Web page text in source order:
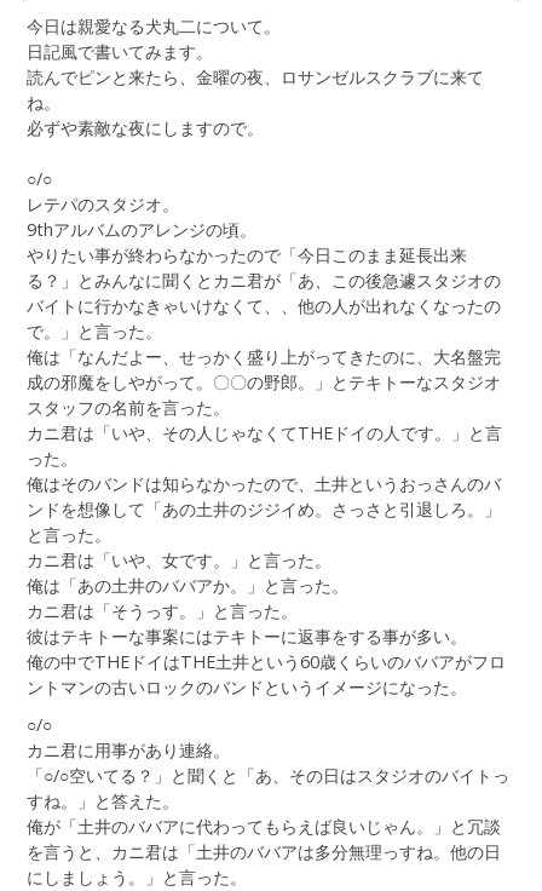
今日は親愛なる犬丸二について。
日記風で書いてみます。
読んでピンと来たら、金曜の夜、ロサンゼルスクラブに来て
ね。
必ずや素敵な夜にしますので。
○/○
レテパのスタジオ。
9thアルバムのアレンジの頃。
やりたい事が終わらなかったので「今日このまま延長出来
る？」とみんなに聞くとカニ君が「あ、この後急遽スタジオの
バイトに行かなきゃいけなくて、、他の人が出れなくなったの
で。」と言った。
俺は「なんだよー、せっかく盛り上がってきたのに、大名盤完
成の邪魔をしやがって。〇〇の野郎。」とテキトーなスタジオ
スタッフの名前を言った。
カニ君は「いや、その人じゃなくてTHEドイの人です。」と言
った。
俺はそのバンドは知らなかったので、土井というおっさんのバ
ンドを想像して「あの土井のジジイめ。さっさと引退しろ。」
と言った。
カニ君は「いや、女です。」と言った。
俺は「あの土井のババアか。」と言った。
カニ君は「そうっす。」と言った。
彼はテキトーな事案にはテキトーに返事をする事が多い。
俺の中でTHEドイはTHE土井という60歳くらいのババアがフロ
ントマンの古いロックのバンドというイメージになった。
○/○
カニ君に用事があり連絡。
「○/○空いてる？」と聞くと「あ、その日はスタジオのバイトっ
すね。」と答えた。
俺が「土井のババアに代わってもらえば良いじゃん。」と冗談
を言うと、カニ君は「土井のババアは多分無理っすね。他の日
にしましょう。」と言った。